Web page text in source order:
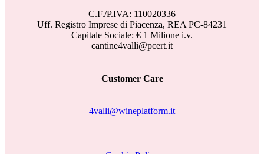
C.F./P.IVA: 110020336
Uff. Registro Imprese di Piacenza, REA PC-84231
Capitale Sociale: € 1 Milione i.v.
cantine4valli@pcert.it
Customer Care
4valli@wineplatform.it